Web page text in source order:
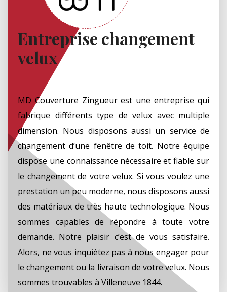
Entreprise changement
velux
MD Couverture Zingueur est une entreprise qui
fabrique différents type de velux avec multiple
dimension. Nous disposons aussi un service de
changement d’une fenêtre de toit. Notre équipe
dispose une connaissance nécessaire et fiable sur
le changement de votre velux. Si vous voulez une
prestation un peu moderne, nous disposons aussi
des matériaux de très haute technologique. Nous
sommes capables de répondre à toute votre
demande. Notre plaisir c’est de vous satisfaire.
Alors, ne vous inquiétez pas à nous engager pour
le changement ou la livraison de votre velux. Nous
sommes trouvables à Villeneuve 1844.